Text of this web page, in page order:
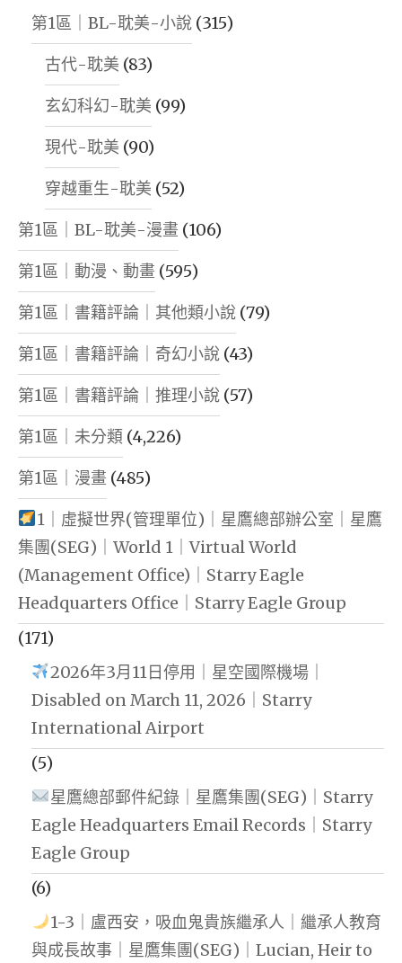
第1區｜BL-耽美-小說 (315)
古代-耽美 (83)
玄幻科幻-耽美 (99)
現代-耽美 (90)
穿越重生-耽美 (52)
第1區｜BL-耽美-漫畫 (106)
第1區｜動漫、動畫 (595)
第1區｜書籍評論｜其他類小說 (79)
第1區｜書籍評論｜奇幻小說 (43)
第1區｜書籍評論｜推理小說 (57)
第1區｜未分類 (4,226)
第1區｜漫畫 (485)
1｜虛擬世界(管理單位)｜星鷹總部辦公室｜星鷹
集團(SEG)｜World 1｜Virtual World
(Management Office)｜Starry Eagle
Headquarters Office｜Starry Eagle Group
(171)
2026年3月11日停用｜星空國際機場｜
Disabled on March 11, 2026｜Starry
International Airport
(5)
星鷹總部郵件紀錄｜星鷹集團(SEG)｜Starry
Eagle Headquarters Email Records｜Starry
Eagle Group
(6)
1-3｜盧西安，吸血鬼貴族繼承人｜繼承人教育
與成長故事｜星鷹集團(SEG)｜Lucian, Heir to